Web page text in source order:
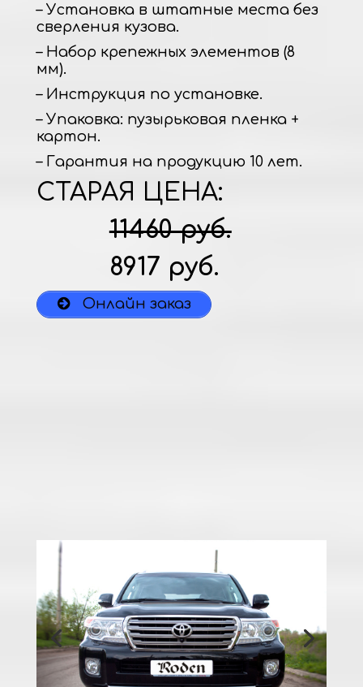
– Установка в штатные места без
сверления кузова.
– Набор крепежных элементов (8
мм).
– Инструкция по установке.
– Упаковка: пузырьковая пленка +
картон.
– Гарантия на продукцию 10 лет.
СТАРАЯ ЦЕНА:
11460 руб.
8917 руб.
Онлайн заказ